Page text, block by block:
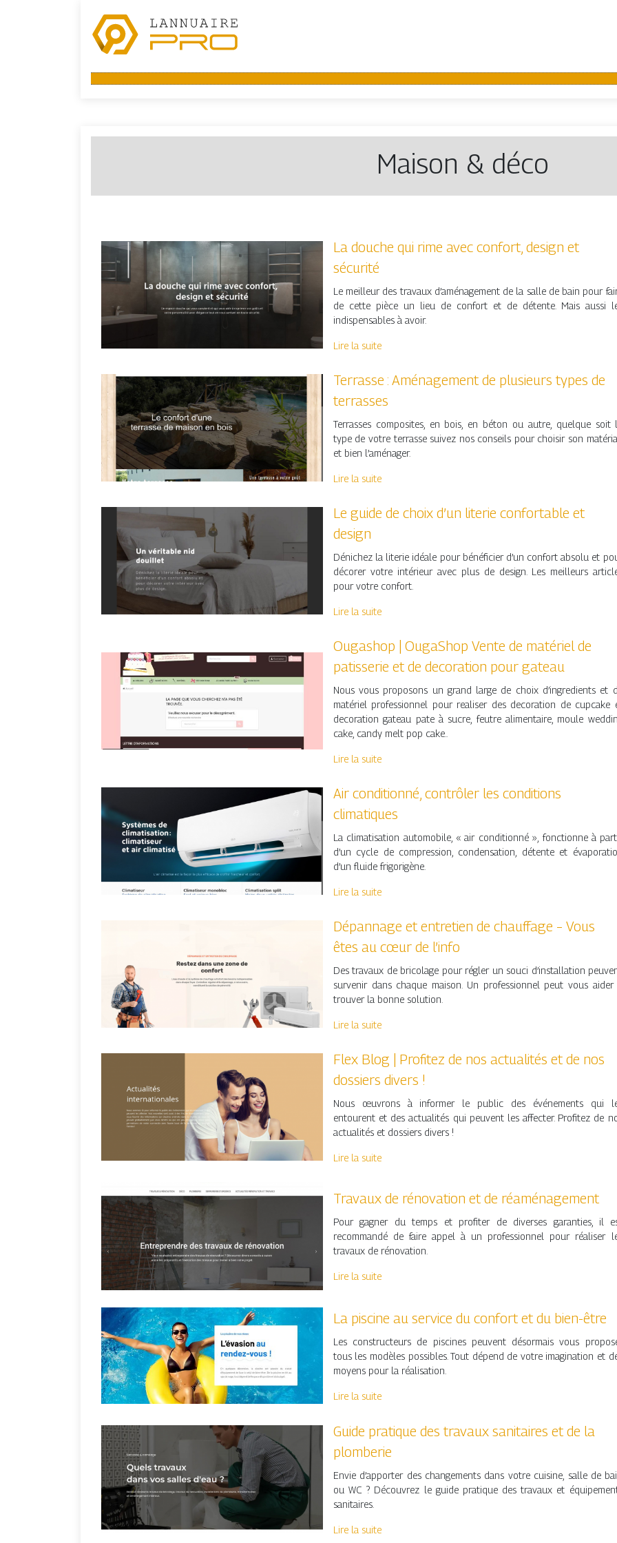
Maison & déco
La douche qui rime avec confort, design et
sécurité
Le meilleur des travaux d’aménagement de la salle de bain pour
de cette pièce un lieu de confort et de détente. Mais aussi
indispensables à avoir.
Lire la suite
Terrasse : Aménagement de plusieurs types de
terrasses
Terrasses composites, en bois, en béton ou autre, quelque soit
type de votre terrasse suivez nos conseils pour choisir son
et bien l’aménager.
Lire la suite
Le guide de choix d’un literie confortable et
design
Dénichez la literie idéale pour bénéficier d’un confort absolu et
décorer votre intérieur avec plus de design. Les meilleurs
pour votre confort.
Lire la suite
Ougashop | OugaShop Vente de matériel de
patisserie et de decoration pour gateau
Nous vous proposons un grand large de choix d’ingredients et
matériel professionnel pour realiser des decoration de cupcake
decoration gateau pate à sucre, feutre alimentaire, moule
cake, candy melt pop cake..
Lire la suite
Air conditionné, contrôler les conditions
climatiques
La climatisation automobile, « air conditionné », fonctionne à
d’un cycle de compression, condensation, détente et
d’un fluide frigorigène.
Lire la suite
Dépannage et entretien de chauffage – Vous
êtes au cœur de l’info
Des travaux de bricolage pour régler un souci d’installation
survenir dans chaque maison. Un professionnel peut vous aider
trouver la bonne solution.
Lire la suite
Flex Blog | Profitez de nos actualités et de nos
dossiers divers !
Nous œuvrons à informer le public des événements qui
entourent et des actualités qui peuvent les affecter. Profitez de
actualités et dossiers divers !
Lire la suite
Travaux de rénovation et de réaménagement
Pour gagner du temps et profiter de diverses garanties, il
recommandé de faire appel à un professionnel pour réaliser
travaux de rénovation.
Lire la suite
La piscine au service du confort et du bien-être
Les constructeurs de piscines peuvent désormais vous
tous les modèles possibles. Tout dépend de votre imagination et
moyens pour la réalisation.
Lire la suite
Guide pratique des travaux sanitaires et de la
plomberie
Envie d’apporter des changements dans votre cuisine, salle de
ou WC ? Découvrez le guide pratique des travaux et
sanitaires.
Lire la suite